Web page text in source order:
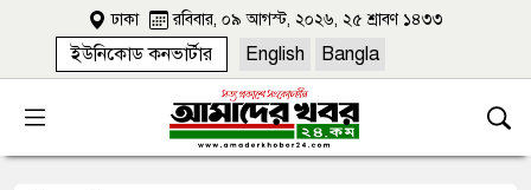
ঢাকা রবিবার, ০৯ আগস্ট, ২০২৬, ২৫ শ্রাবণ ১৪৩৩
ইউনিকোড কনভার্টার English Bangla